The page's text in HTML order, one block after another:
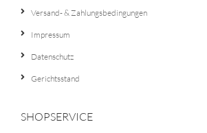
Versand- & Zahlungsbedingungen
Impressum
Datenschutz
Gerichtsstand
SHOPSERVICE